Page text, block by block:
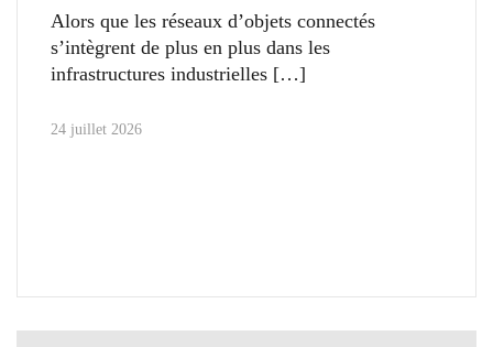
Alors que les réseaux d’objets connectés
s’intègrent de plus en plus dans les
infrastructures industrielles
24 juillet 2026